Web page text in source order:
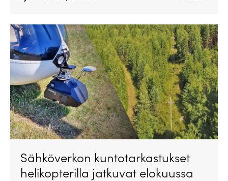
Sähköverkon kuntotarkastukset
helikopterilla jatkuvat elokuussa